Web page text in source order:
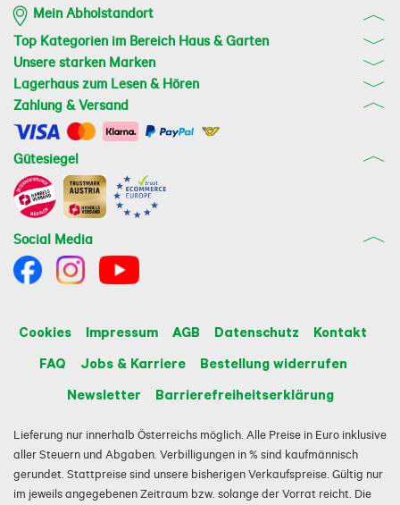
Mein Abholstandort
Top Kategorien im Bereich Haus & Garten
Unsere starken Marken
Lagerhaus zum Lesen & Hören
Zahlung & Versand
Gütesiegel
Social Media
Cookies Impressum AGB Datenschutz
Kontakt
FAQ
Jobs & Karriere
Bestellung widerrufen
Newsletter
Barrierefreiheitserklärung
Lieferung nur innerhalb Österreichs möglich. Alle Preise in Euro inklusive
aller Steuern und Abgaben. Verbilligungen in % sind kaufmännisch
gerundet. Stattpreise sind unsere bisherigen Verkaufspreise. Gültig nur
im jeweils angegebenen Zeitraum bzw. solange der Vorrat reicht. Die